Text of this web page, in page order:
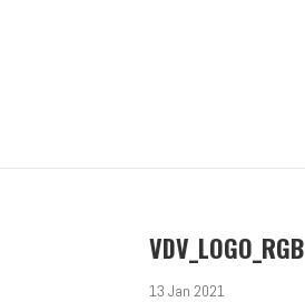
VDV_LOGO_RGB
13 Jan 2021